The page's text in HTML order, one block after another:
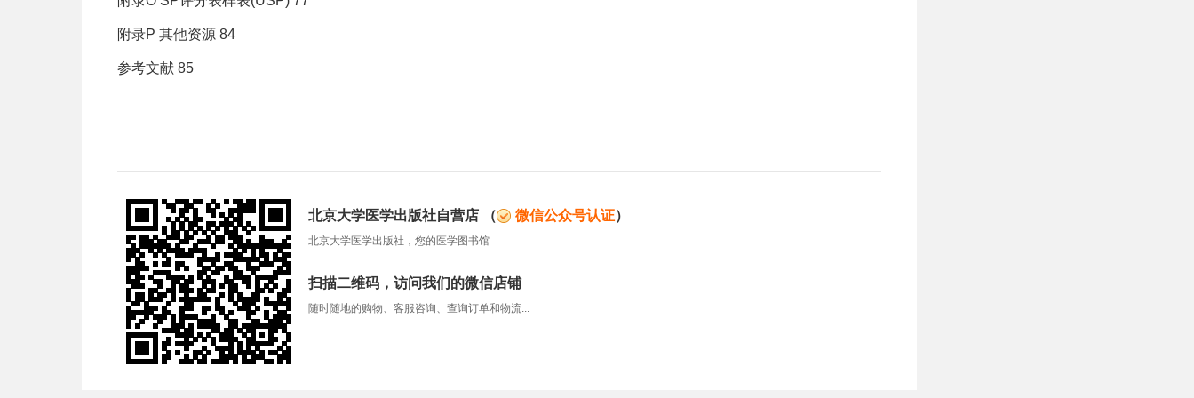
附录P 其他资源 84
参考文献 85
北京大学医学出版社自营店 （ 微信公众号认证）
北京大学医学出版社，您的医学图书馆
扫描二维码，访问我们的微信店铺
随时随地的购物、客服咨询、查询订单和物流...